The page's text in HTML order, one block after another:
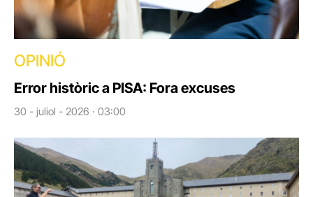
OPINIÓ
Error històric a PISA: Fora excuses
30 - juliol - 2026 · 03:00